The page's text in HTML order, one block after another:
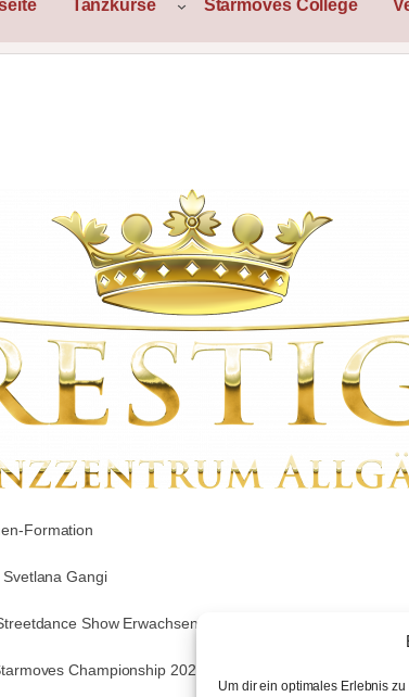
Um dir ein optimales Erlebnis
Tanzkurse Starmoves College
Formation
Gangi
Show Erwachsene-Formationen 2021 (TAF)
Championship 2022, 2024 – Adults Group Big